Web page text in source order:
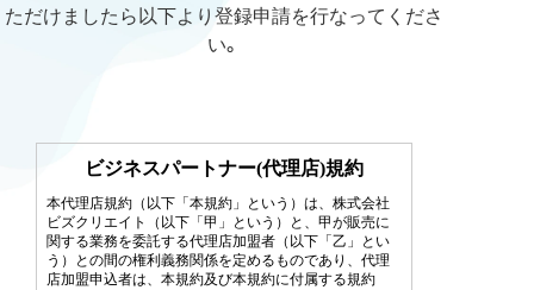
ただけましたら以下より登録申請を行なってくださ
い。